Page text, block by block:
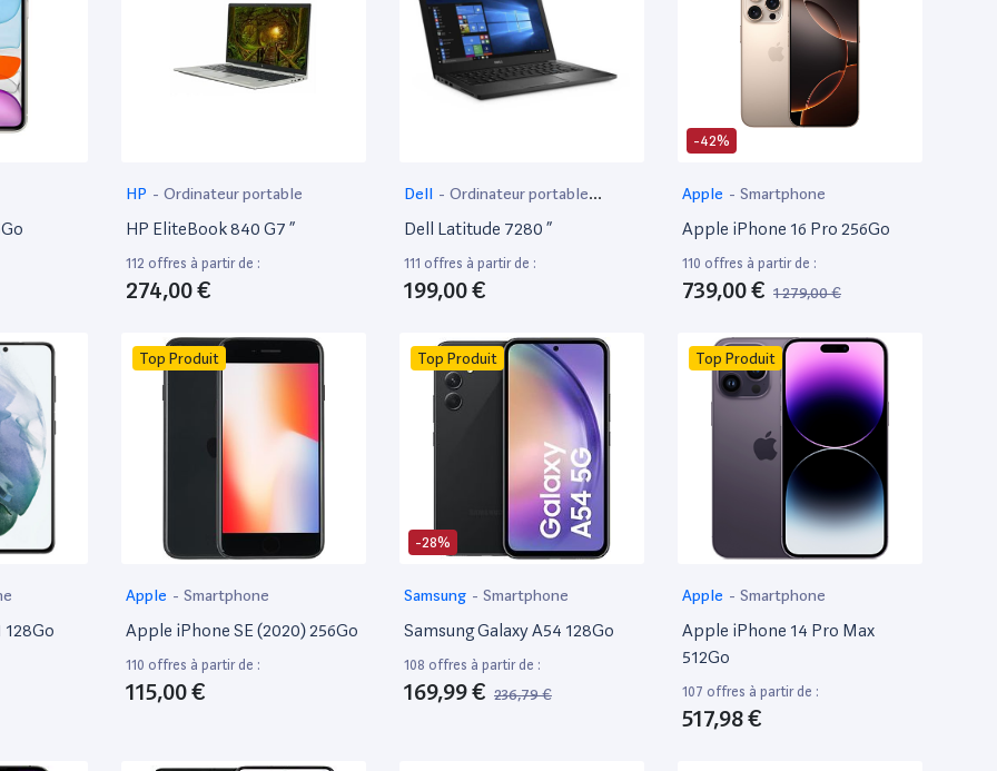
HP - Ordinateur portable
HP EliteBook 840 G7 ”
112 offres à partir de :
274,00 €
Dell - Ordinateur portable
bureautique
Dell Latitude 7280 ”
111 offres à partir de :
199,00 €
-42%
Apple - Smartphone
Apple iPhone 16 Pro 256Go
110 offres à partir de :
739,00 € 1 279,00 €
128Go
Top Produit
Apple - Smartphone
Apple iPhone SE (2020) 256Go
110 offres à partir de :
115,00 €
-28%
Top Produit
Samsung - Smartphone
Samsung Galaxy A54 128Go
108 offres à partir de :
169,99 € 236,79 €
Top Produit
Apple - Smartphone
Apple iPhone 14 Pro Max
512Go
107 offres à partir de :
517,98 €